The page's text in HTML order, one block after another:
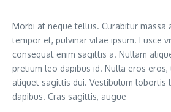
Morbi at neque tellus. Curabitur massa
tempor et, pulvinar vitae ipsum. Fusce
consequat enim sagittis a. Nullam
pretium leo dapibus id. Nulla eros eros,
aliquet sagittis dui. Vestibulum lobortis
dapibus. Cras sagittis, augue